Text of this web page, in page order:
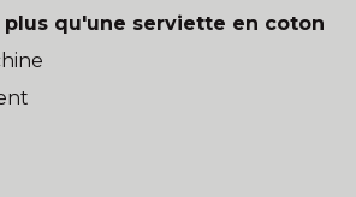
plus qu'une serviette en coton